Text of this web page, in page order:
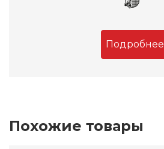
Подробнее
Похожие товары